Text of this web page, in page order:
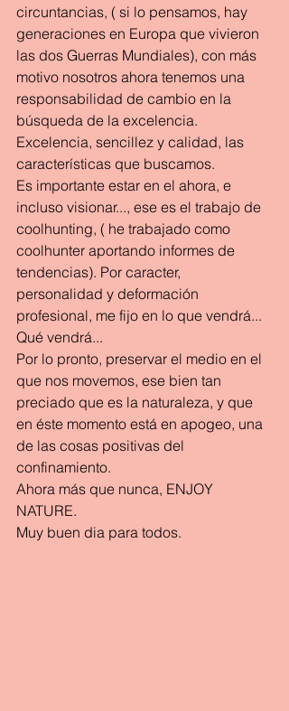
circuntancias, ( si lo pensamos, hay
generaciones en Europa que vivieron
las dos Guerras Mundiales), con más
motivo nosotros ahora tenemos una
responsabilidad de cambio en la
búsqueda de la excelencia.
Excelencia, sencillez y calidad, las
características que buscamos.
Es importante estar en el ahora, e
incluso visionar..., ese es el trabajo de
coolhunting, ( he trabajado como
coolhunter aportando informes de
tendencias). Por caracter,
personalidad y deformación
profesional, me fijo en lo que vendrá...
Qué vendrá...
Por lo pronto, preservar el medio en el
que nos movemos, ese bien tan
preciado que es la naturaleza, y que
en éste momento está en apogeo, una
de las cosas positivas del
confinamiento.
Ahora más que nunca, ENJOY
NATURE.
Muy buen dia para todos.